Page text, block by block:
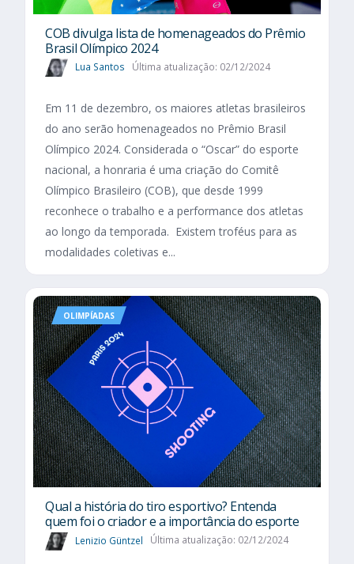
COB divulga lista de homenageados do Prêmio
Brasil Olímpico 2024
Lua Santos Última atualização: 02/12/2024
Em 11 de dezembro, os maiores atletas brasileiros
do ano serão homenageados no Prêmio Brasil
Olímpico 2024. Considerada o “Oscar” do esporte
nacional, a honraria é uma criação do Comitê
Olímpico Brasileiro (COB), que desde 1999
reconhece o trabalho e a performance dos atletas
ao longo da temporada. Existem troféus para as
modalidades coletivas e...
OLIMPÍADAS
Qual a história do tiro esportivo? Entenda
quem foi o criador e a importância do esporte
Lenizio Güntzel Última atualização: 02/12/2024